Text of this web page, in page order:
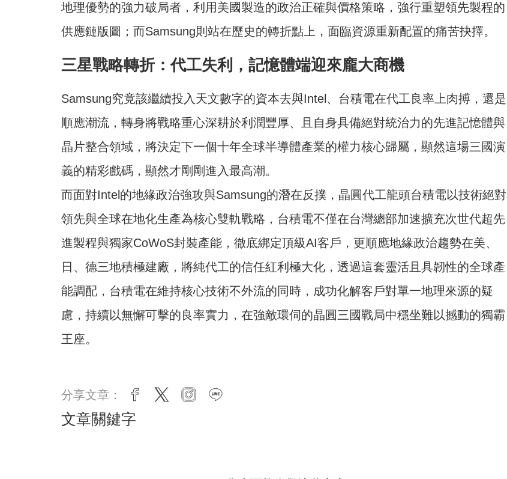
地理優勢的強力破局者，利用美國製造的政治正確與價格策略，強行重塑領先製程的
供應鏈版圖；而Samsung則站在歷史的轉折點上，面臨資源重新配置的痛苦抉擇。
三星戰略轉折：代工失利，記憶體端迎來龐大商機
Samsung究竟該繼續投入天文數字的資本去與Intel、台積電在代工良率上肉搏，還是
順應潮流，轉身將戰略重心深耕於利潤豐厚、且自身具備絕對統治力的先進記憶體與
晶片整合領域，將決定下一個十年全球半導體產業的權力核心歸屬，顯然這場三國演
義的精彩戲碼，顯然才剛剛進入最高潮。
而面對Intel的地緣政治強攻與Samsung的潛在反撲，晶圓代工龍頭台積電以技術絕對
領先與全球在地化生產為核心雙軌戰略，台積電不僅在台灣總部加速擴充次世代超先
進製程與獨家CoWoS封裝產能，徹底綁定頂級AI客戶，更順應地緣政治趨勢在美、
日、德三地積極建廠，將純代工的信任紅利極大化，透過這套靈活且具韌性的全球產
能調配，台積電在維持核心技術不外流的同時，成功化解客戶對單一地理來源的疑
慮，持續以無懈可擊的良率實力，在強敵環伺的晶圓三國戰局中穩坐難以撼動的獨霸
王座。
分享文章： facebook
twitter instagram
文章關鍵字